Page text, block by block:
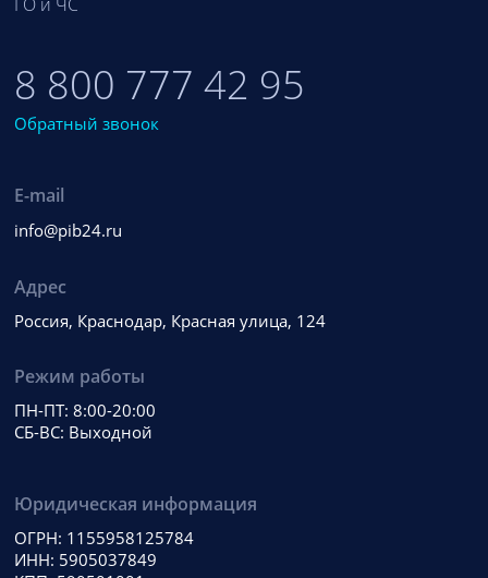
8 800 777 42 95
Обратный звонок
E-mail
info@pib24.ru
Адрес
Россия, Краснодар, Красная улица, 124
Режим работы
ПН-ПТ: 8:00-20:00
СБ-ВС: Выходной
Юридическая информация
ОГРН: 1155958125784
ИНН: 5905037849